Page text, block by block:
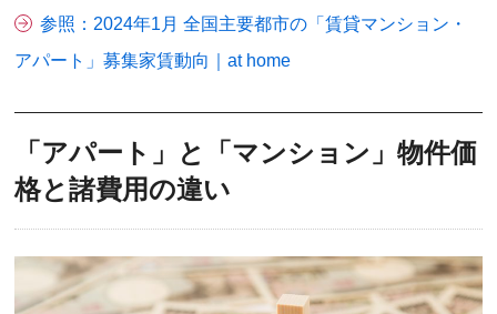
参照：2024年1月 全国主要都市の「賃貸マンション・
アパート」募集家賃動向｜at home
「アパート」と「マンション」物件価
格と諸費用の違い